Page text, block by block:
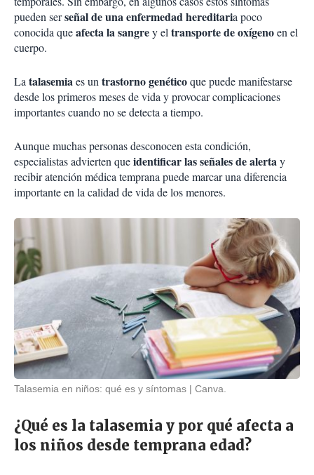
pueden serseñal de una enfermedad hereditaria poco
conocida queafecta la sangrey eltransporte de oxígenoen el
cuerpo.
Latalasemiaes untrastorno genéticoque puede manifestarse
desde los primeros meses de vida y provocar complicaciones
importantes cuando no se detecta a tiempo.
Aunque muchas personas desconocen esta condición,
especialistas advierten queidentificar las señales de alertay
recibir atención médica temprana puede marcar una diferencia
importante en la calidad de vida de los menores.
Talasemia en niños: qué es y síntomas Canva.
¿Qué es la talasemia y por qué afecta a
los niños desde temprana edad?